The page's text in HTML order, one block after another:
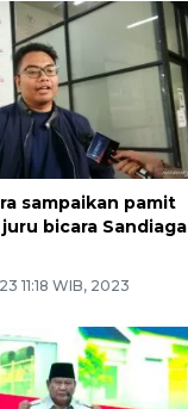
sampaikan pamit
bicara Sandiaga
11:18 WIB, 2023